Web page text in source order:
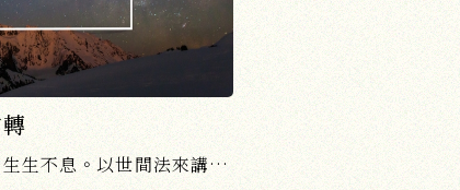
「法輪常轉」，就是實踐力行，生生不息。以世間法來講，就是勤勞、勤儉，不但勤勞、勤儉，而且要從早到晚，二十四小時都不可以須臾懈怠......